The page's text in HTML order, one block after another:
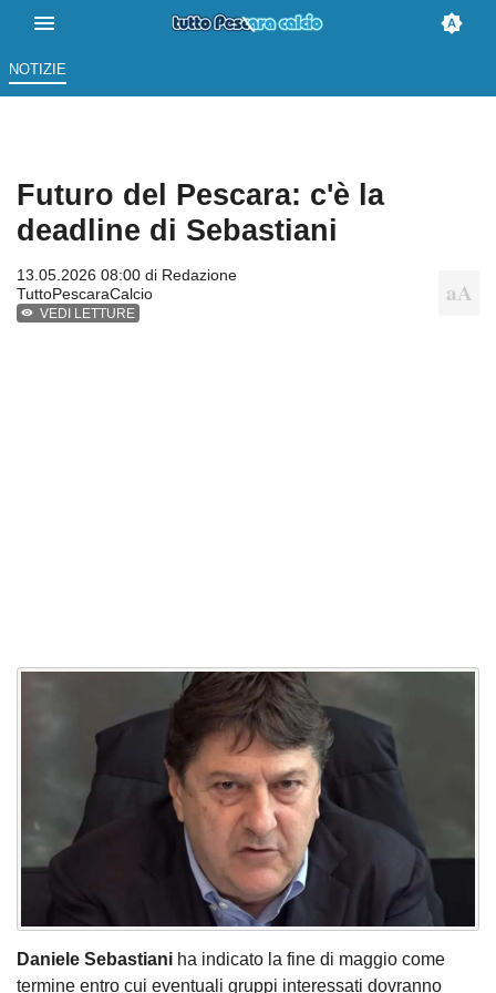
NOTIZIE
Futuro del Pescara: c'è la
deadline di Sebastiani
13.05.2026 08:00 di Redazione
TuttoPescaraCalcio
VEDI LETTURE
Daniele Sebastiani ha indicato la fine di maggio come
termine entro cui eventuali gruppi interessati dovranno